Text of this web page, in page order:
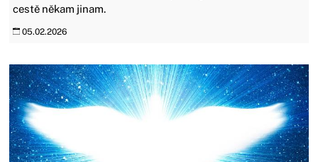
cestě někam jinam.
05.02.2026